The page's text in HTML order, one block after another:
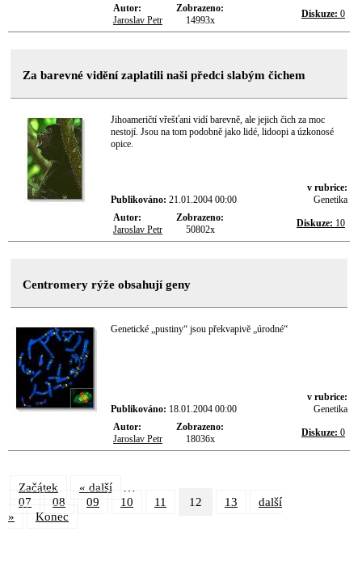
Autor:
Jaroslav Petr
Zobrazeno:
14993x
Diskuze: 0
Za barevné vidění zaplatili naši předci slabým čichem
Jihoameričtí vřešťani vidí barevně, ale jejich čich za moc
nestojí. Jsou na tom podobně jako lidé, lidoopi a úzkonosé
opice.
Publikováno: 21.01.2004 00:00
v rubrice:
Genetika
Autor:
Jaroslav Petr
Zobrazeno:
50802x
Diskuze: 10
Centromery rýže obsahují geny
Genetické „pustiny“ jsou překvapivě „úrodné“
Publikováno: 18.01.2004 00:00
v rubrice:
Genetika
Autor:
Jaroslav Petr
Zobrazeno:
18036x
Diskuze: 0
Začátek « další
07 08 09 10 11 12 13
další
»
Konec